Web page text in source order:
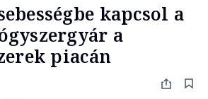
kapcsol a
a
piacán